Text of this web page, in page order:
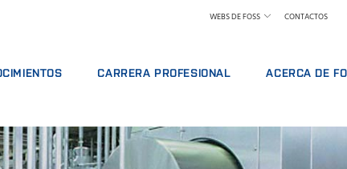
WEBS DE FOSS CONTACTOS
DE SOPORTE
Y FORRAJE
HARINAS Y ACEITES
CARRERA PROFESIONAL
ENCONTRAR UN PUESTO DE TRABAJO
CONOZCA A NUESTRO PERSONAL
ACERCA DE
SOSTENIBILIDAD